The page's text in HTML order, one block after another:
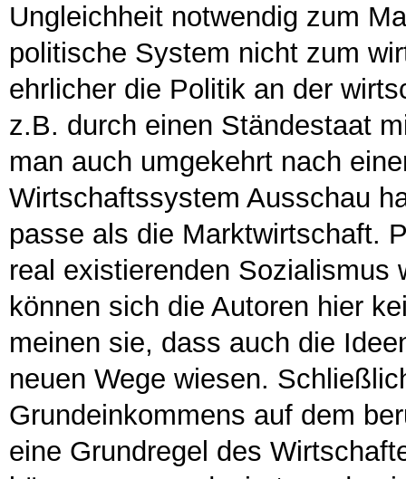
Ungleichheit notwendig zum
politische System nicht zum
ehrlicher die Politik an der
z.B. durch einen Ständestaat
man auch umgekehrt nach
Wirtschaftssystem Ausschau
passe als die Marktwirtschaft.
real existierenden Sozialismus
können sich die Autoren hier
meinen sie, dass auch die
neuen Wege wiesen.
Grundeinkommens auf dem
eine Grundregel des